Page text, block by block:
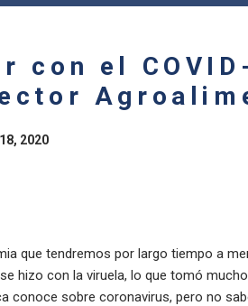
con el
2020
que tendremos por largo tiempo a
hizo con la viruela, lo que tomó
conoce sobre coronavirus, pero no